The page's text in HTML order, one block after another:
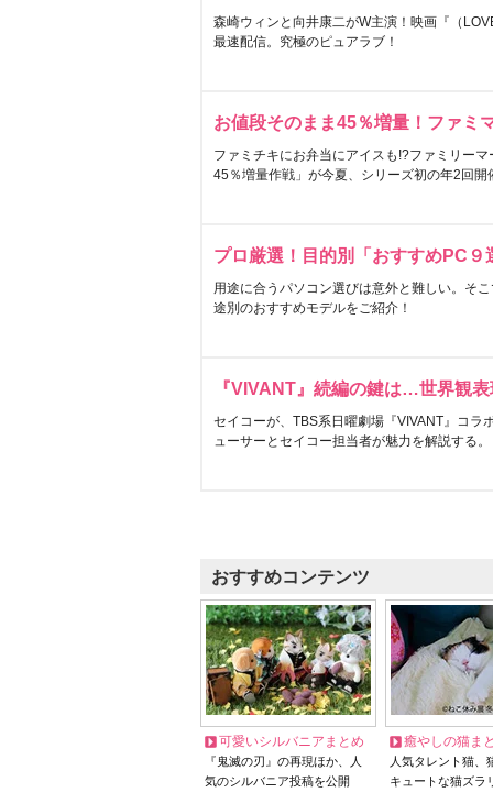
森崎ウィンと向井康二がW主演！映画『（
最速配信。究極のピュアラブ！
お値段そのまま45％増量！ファミ
ファミチキにお弁当にアイスも!?ファミリー
45％増量作戦」が今夏、シリーズ初の年2回開
プロ厳選！目的別「おすすめPC９
用途に合うパソコン選びは意外と難しい。そ
途別のおすすめモデルをご紹介！
『VIVANT』続編の鍵は…世界観
セイコーが、TBS系日曜劇場『VIVANT』コラ
ューサーとセイコー担当者が魅力を解説する。
おすすめコンテンツ
可愛いシルバニアまとめ
『鬼滅の刃』の再現ほか、人
気のシルバニア投稿を公開
癒やしの猫ま
人気タレント猫
キュートな猫ズラ